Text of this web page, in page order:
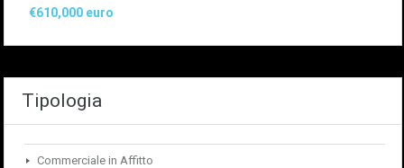
€610,000 euro
Tipologia
Commerciale in Affitto